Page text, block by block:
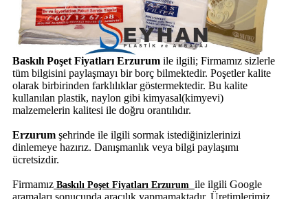
Baskılı Poşet Fiyatları Erzurum ile ilgili; Firmamız sizlerle
tüm bilgisini paylaşmayı bir borç bilmektedir. Poşetler kalite
olarak birbirinden farklılıklar göstermektedir. Bu kalite
kullanılan plastik, naylon gibi kimyasal(kimyevi)
malzemelerin kalitesi ile doğru orantılıdır.
Erzurum şehrinde ile ilgili sormak istediğinizlerinizi
dinlemeye hazırız. Danışmanlık veya bilgi paylaşımı
ücretsizdir.
Firmamız Baskılı Poşet Fiyatları Erzurum ile ilgili Google